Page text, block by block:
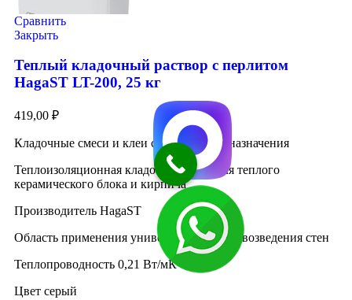
Сравнить
Закрыть
Теплый кладочный раствор с перлитом
HagaST LT-200, 25 кг
419,00 ₽
Кладочные смеси и клеи специального назначения
Теплоизоляционная кладочная смесь для теплого
керамического блока и кирпича
Производитель HagaST
Область применения универсальный, для возведения стен
Теплопроводность 0,21 Вт/мК
Цвет серый